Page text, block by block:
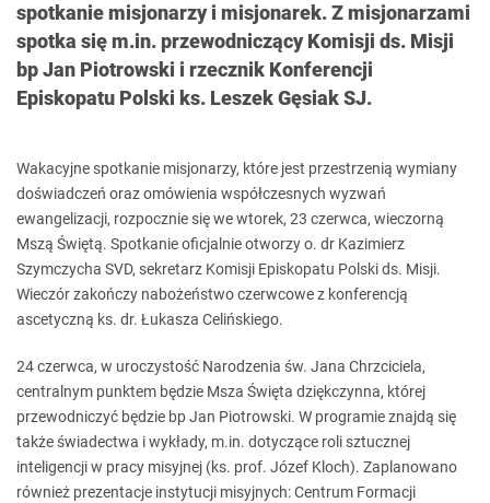
spotkanie misjonarzy i misjonarek. Z misjonarzami
spotka się m.in. przewodniczący Komisji ds. Misji
bp Jan Piotrowski i rzecznik Konferencji
Episkopatu Polski ks. Leszek Gęsiak SJ.
Wakacyjne spotkanie misjonarzy, które jest przestrzenią wymiany
doświadczeń oraz omówienia współczesnych wyzwań
ewangelizacji, rozpocznie się we wtorek, 23 czerwca, wieczorną
Mszą Świętą. Spotkanie oficjalnie otworzy o. dr Kazimierz
Szymczycha SVD, sekretarz Komisji Episkopatu Polski ds. Misji.
Wieczór zakończy nabożeństwo czerwcowe z konferencją
ascetyczną ks. dr. Łukasza Celińskiego.
24 czerwca, w uroczystość Narodzenia św. Jana Chrzciciela,
centralnym punktem będzie Msza Święta dziękczynna, której
przewodniczyć będzie bp Jan Piotrowski. W programie znajdą się
także świadectwa i wykłady, m.in. dotyczące roli sztucznej
inteligencji w pracy misyjnej (ks. prof. Józef Kloch). Zaplanowano
również prezentacje instytucji misyjnych: Centrum Formacji